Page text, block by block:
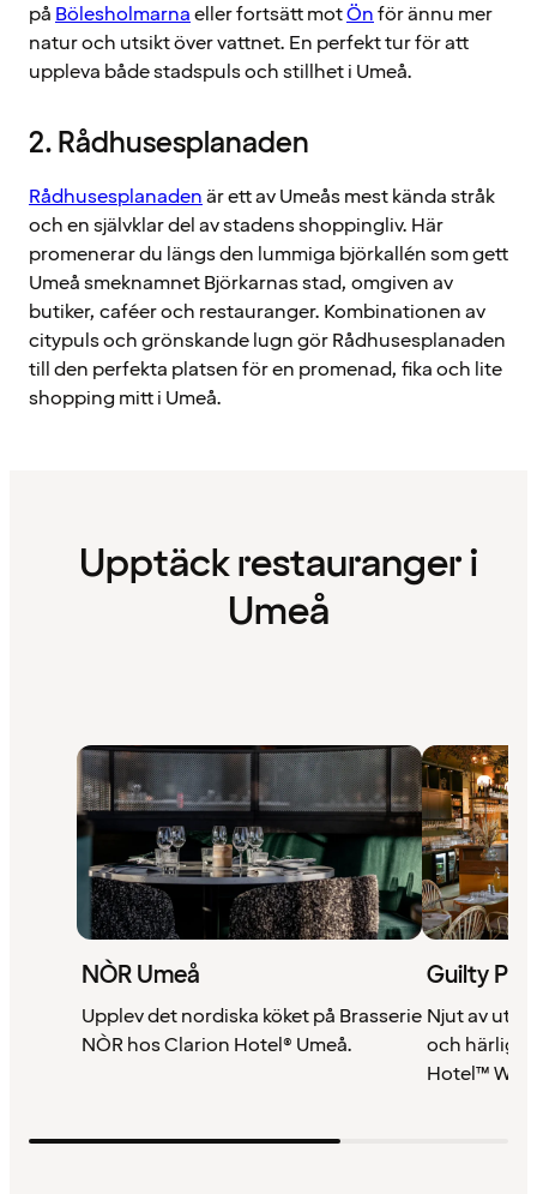
på Bölesholmarnaeller fortsätt motÖnför ännu mer
natur och utsikt över vattnet. En perfekt tur för att
uppleva både stadspuls och stillhet i Umeå.
2. Rådhusesplanaden
Rådhusesplanadenär ett av Umeås mest kända stråk
och en självklar del av stadens shoppingliv. Här
promenerar du längs den lummiga björkallén som gett
Umeå smeknamnet Björkarnas stad, omgiven av
butiker, caféer och restauranger. Kombinationen av
citypuls och grönskande lugn gör Rådhusesplanaden
till den perfekta platsen för en promenad, fika och lite
shopping mitt i Umeå.
Upptäck restauranger i
Umeå
NÒR Umeå
Upplev det nordiska köket på Brasserie
NÒR hos Clarion Hotel® Umeå.
Guilty
Njut av
och härlig
Hotel™